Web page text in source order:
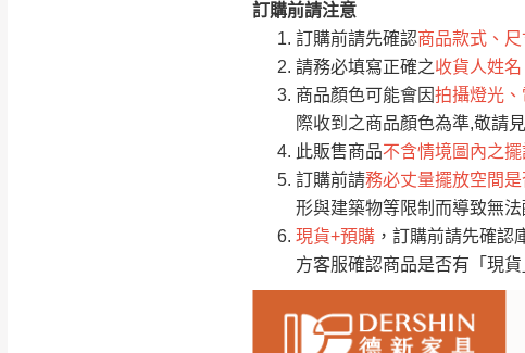
訂購前請注意
訂購前請先確認商品款式、
請務必填寫正確之收貨人姓
商品顏色可能會因拍攝燈光
際收到之商品顏色為準,敬請
此販售商品不含情境圖內之
訂購前請務必丈量擺放空間
形與建築物等限制而導致無
現貨+預購 ，訂購前請先確
方客服確認商品是否有「現
運送地區
桃園
新竹
注意事項：
由於品項繁多，網頁
認商品是否有「現貨
若商品價格或庫存有異常
接單後二日內(不含例
（線上客服 LINE →
下單前先詢問是否現
（洽詢方式請搜尋 L
運送範圍：限定北至
配送範圍：